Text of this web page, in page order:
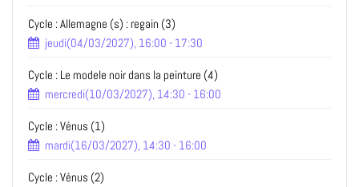
Cycle : Allemagne (s) : regain (3)
jeudi(04/03/2027), 16:00 - 17:30
Cycle : Le modele noir dans la peinture (4)
mercredi(10/03/2027), 14:30 - 16:00
Cycle : Vénus (1)
mardi(16/03/2027), 14:30 - 16:00
Cycle : Vénus (2)